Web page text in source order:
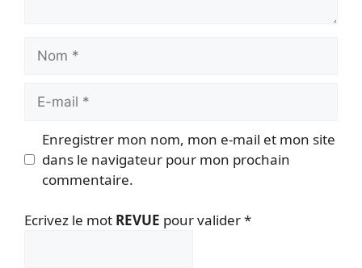
mail
Enregistrer mon nom, mon e-mail et mon site
dans le navigateur pour mon prochain
commentaire.
Ecrivez le mot REVUE pour valider*